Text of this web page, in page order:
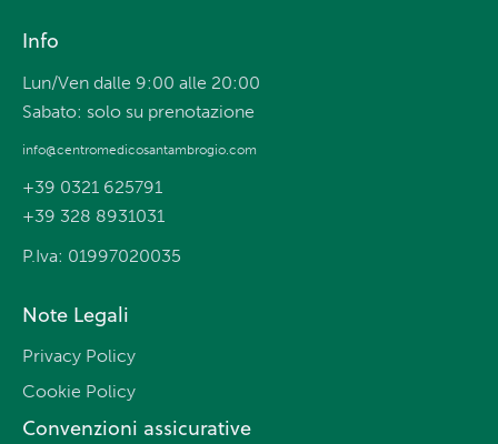
Info
Lun/Ven dalle 9:00 alle 20:00
Sabato: solo su prenotazione
info@centromedicosantambrogio.com
+39 0321 625791
+39 328 8931031
P.Iva: 01997020035
Note Legali
Privacy Policy
Cookie Policy
Convenzioni assicurative